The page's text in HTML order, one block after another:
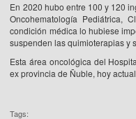
En 2020 hubo entre 100 y 120
Oncohematología Pediátrica,
condición médica lo hubiese
suspenden las quimioterapias y
Esta área oncológica del
ex provincia de Ñuble, hoy
Tags: